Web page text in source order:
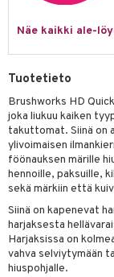
Näe kaikki ale-
Tuotetieto
Brushworks HD
joka liukuu kaiken
takuttomat. Siinä on
ylivoimaisen
föönauksen märille
hennoille, paksuille,
sekä märkiin että
Siinä on kapenevat
harjaksesta
Harjaksissa on
vahva selviytymään
hiuspohjalle.
Päivävoide
poisto
hoito
& saippuat
& Viikset
de cologne
de toilette
hoito
& saippuat
1: Puhdistus
2: Kirkastus
3: Kosteutus
ja Vartalonhoito
ja naamiot
Elixir
Happy
Miehille
& vastauksia